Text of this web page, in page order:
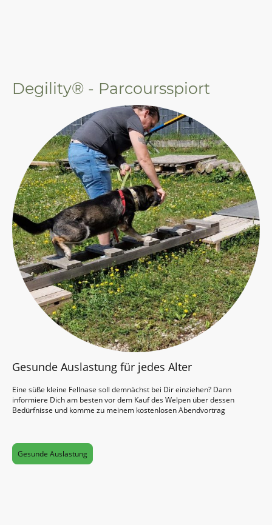
Degility® - Parcoursspiort
Gesunde Auslastung für jedes Alter
Eine süße kleine Fellnase soll demnächst bei Dir einziehen? Dann
informiere Dich am besten vor dem Kauf des Welpen über dessen
Bedürfnisse und komme zu meinem kostenlosen Abendvortrag
Gesunde Auslastung